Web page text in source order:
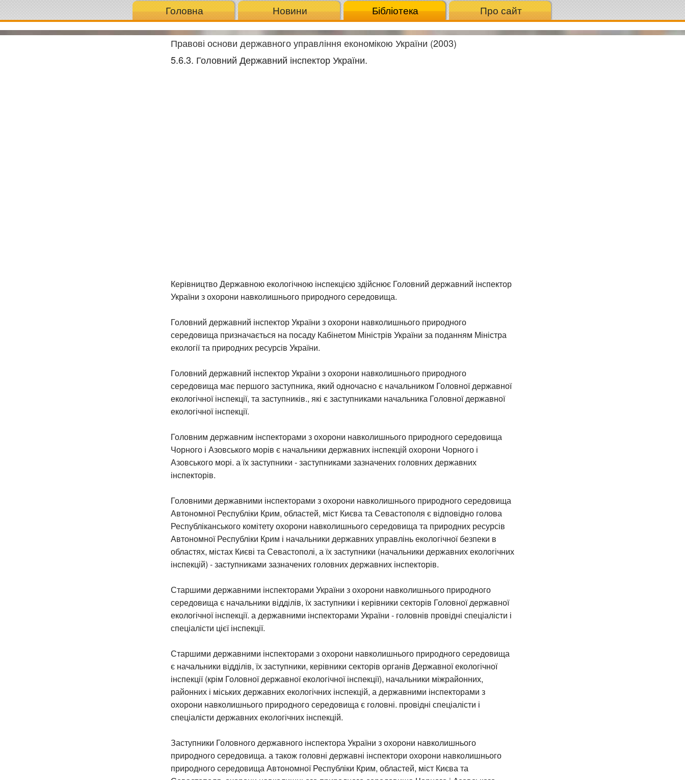
Головна Новини Бібліотека Про сайт
Правові основи державного управління економікою України (2003)
5.6.3. Головний Державний інспектор України.
Керівництво Державною екологічною інспекцією здійснює Головний державний інспектор
України з охорони навколишнього природного середовища.
Головний державний інспектор України з охорони навколишнього природного
середовища призначається на посаду Кабінетом Міністрів України за поданням Міністра
екології та природних ресурсів України.
Головний державний інспектор України з охорони навколишнього природного
середовища має першого заступника, який одночасно є начальником Головної державної
екологічної інспекції, та заступників., які є заступниками начальника Головної державної
екологічної інспекції.
Головним державним інспекторами з охорони навколишнього природного середовища
Чорного і Азовського морів є начальники державних інспекцій охорони Чорного і
Азовського морі. а їх заступники - заступниками зазначених головних державних
інспекторів.
Головними державними інспекторами з охорони навколишнього природного середовища
Автономної Республіки Крим, областей, міст Києва та Севастополя є відповідно голова
Республіканського комітету охорони навколишнього середовища та природних ресурсів
Автономної Республіки Крим і начальники державних управлінь екологічної безпеки в
областях, містах Києві та Севастополі, а їх заступники (начальники державних екологічних
інспекцій) - заступниками зазначених головних державних інспекторів.
Старшими державними інспекторами України з охорони навколишнього природного
середовища є начальники відділів, їх заступники і керівники секторів Головної державної
екологічної інспекції. а державними інспекторами України - головнів провідні спеціалісти і
спеціалісти цієї інспекції.
Старшими державними інспекторами з охорони навколишнього природного середовища
є начальники відділів, їх заступники, керівники секторів органів Державної екологічної
інспекції (крім Головної державної екологічної інспекції), начальники міжрайонних,
районних і міських державних екологічних інспекцій, а державними інспекторами з
охорони навколишнього природного середовища є головні. провідні спеціалісти і
спеціалісти державних екологічних інспекцій.
Заступники Головного державного інспектора України з охорони навколишнього
природного середовища. а також головні державні інспектори охорони навколишнього
природного середовища Автономної Республіки Крим, областей, міст Києва та